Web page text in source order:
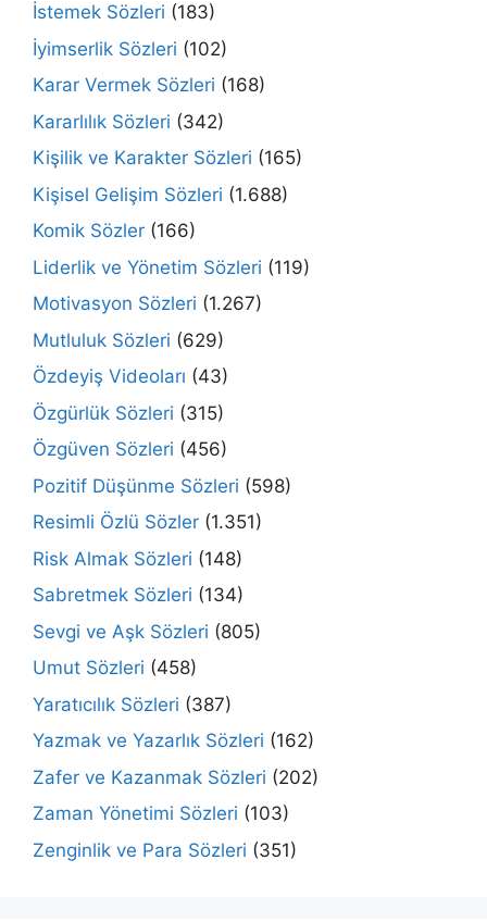
İstemek Sözleri (183)
İyimserlik Sözleri (102)
Karar Vermek Sözleri (168)
Kararlılık Sözleri (342)
Kişilik ve Karakter Sözleri (165)
Kişisel Gelişim Sözleri (1.688)
Komik Sözler (166)
Liderlik ve Yönetim Sözleri (119)
Motivasyon Sözleri (1.267)
Mutluluk Sözleri (629)
Özdeyiş Videoları (43)
Özgürlük Sözleri (315)
Özgüven Sözleri (456)
Pozitif Düşünme Sözleri (598)
Resimli Özlü Sözler (1.351)
Risk Almak Sözleri (148)
Sabretmek Sözleri (134)
Sevgi ve Aşk Sözleri (805)
Umut Sözleri (458)
Yaratıcılık Sözleri (387)
Yazmak ve Yazarlık Sözleri (162)
Zafer ve Kazanmak Sözleri (202)
Zaman Yönetimi Sözleri (103)
Zenginlik ve Para Sözleri (351)